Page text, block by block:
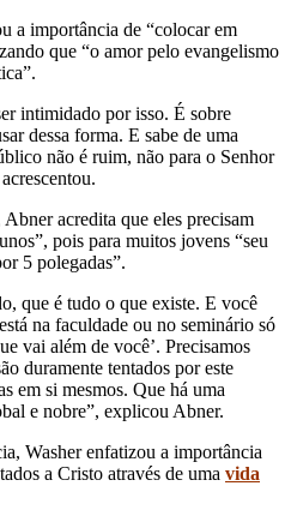
a importância de “colocar em
que “o amor pelo evangelismo
intimidado por isso. É sobre
dessa forma. E sabe de uma
não é ruim, não para o Senhor
acredita que eles precisam
pois para muitos jovens “seu
5 polegadas”.
que é tudo o que existe. E você
na faculdade ou no seminário só
vai além de você’. Precisamos
duramente tentados por este
em si mesmos. Que há uma
e nobre”, explicou Abner.
Washer enfatizou a importância
a Cristo através de uma vida